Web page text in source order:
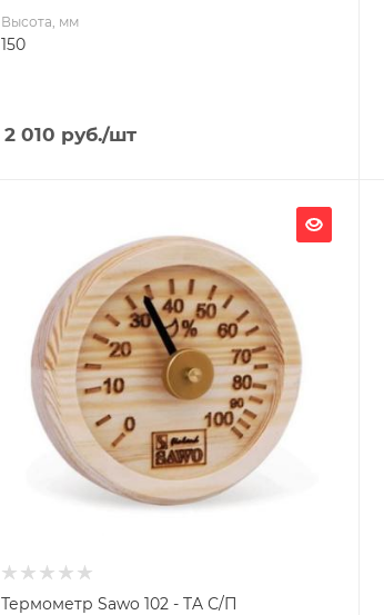
Высота, мм
150
2 010 руб./шт
Глубина, мм
Высота, мм
Материал изготовления
Осина
Производитель
Термометр Sawo 102 - TA С/П